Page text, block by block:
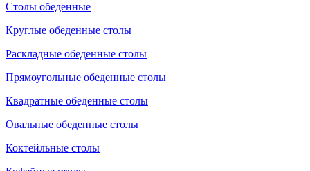
Столы обеденные
Круглые обеденные столы
Раскладные обеденные столы
Прямоугольные обеденные столы
Квадратные обеденные столы
Овальные обеденные столы
Коктейльные столы